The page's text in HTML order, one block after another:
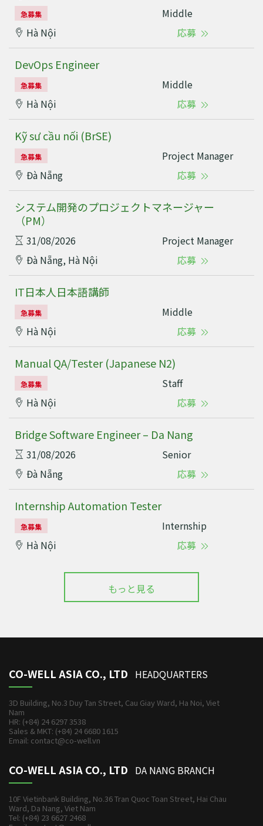
急募集
Middle
Hà Nội
応募
DevOps Engineer
急募集
Middle
Hà Nội
応募
Kỹ sư cầu nối (BrSE)
急募集
Project Manager
Đà Nẵng
応募
システム開発のプロジェクトマネージャー
（PM）
31/08/2026
Project Manager
Đà Nẵng, Hà Nội
応募
IT日本人日本語講師
急募集
Middle
Hà Nội
応募
Manual QA/Tester (Japanese N2)
急募集
Staff
Hà Nội
応募
Bridge Software Engineer – Da Nang
31/08/2026
Senior
Đà Nẵng
応募
Internship Automation Tester
急募集
Internship
Hà Nội
応募
もっと見る
CO-WELL ASIA CO., LTD HEADQUARTERS
3D Building, No.3 Duy Tan Street, Cau Giay Ward, Ha Noi, Viet
Nam
HR: (+84) 24 6297 3538
Sales & MKT: (+84) 24 6680 1615
Email: contact@co-well.vn
CO-WELL ASIA CO., LTD DA NANG BRANCH
10F Vietinbank Building, No.36 Tran Quoc Toan Street, Hai Chau
Ward, Da Nang, Viet Nam
Tel: (+84) 23 6627 2468